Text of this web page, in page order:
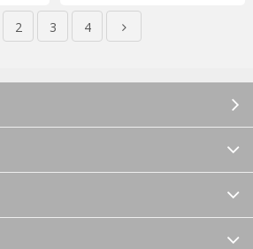
2 3 4